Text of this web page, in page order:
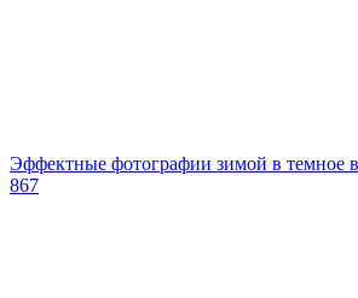
Эффектные фотографии зимой в темное
867